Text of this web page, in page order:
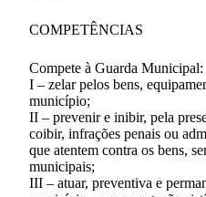
COMPETÊNCIAS
Compete à Guarda Municipal:
I – zelar pelos bens,
município;
II – prevenir e inibir, pela
coibir, infrações penais ou
que atentem contra os bens,
municipais;
III – atuar, preventiva e